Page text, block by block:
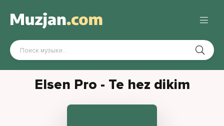
Elsen Pro - Te hez dikim